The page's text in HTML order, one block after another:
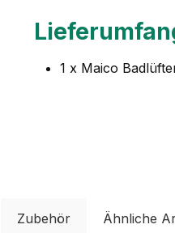
1 x Maico
Zubehör Ähnliche